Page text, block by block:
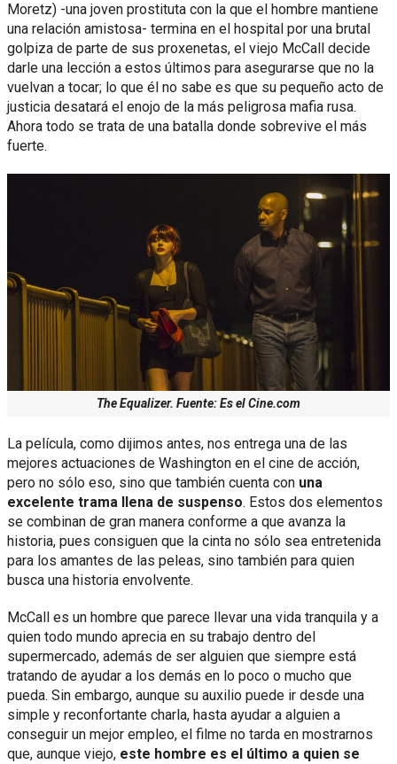
Moretz) -una joven prostituta con la que el hombre mantiene
una relación amistosa- termina en el hospital por una brutal
golpiza de parte de sus proxenetas, el viejo McCall decide
darle una lección a estos últimos para asegurarse que no la
vuelvan a tocar; lo que él no sabe es que su pequeño acto de
justicia desatará el enojo de la más peligrosa mafia rusa.
Ahora todo se trata de una batalla donde sobrevive el más
fuerte.
The Equalizer. Fuente: Es el Cine.com
La película, como dijimos antes, nos entrega una de las
mejores actuaciones de Washington en el cine de acción,
pero no sólo eso, sino que también cuenta con una
excelente trama llena de suspenso. Estos dos elementos
se combinan de gran manera conforme a que avanza la
historia, pues consiguen que la cinta no sólo sea entretenida
para los amantes de las peleas, sino también para quien
busca una historia envolvente.
McCall es un hombre que parece llevar una vida tranquila y a
quien todo mundo aprecia en su trabajo dentro del
supermercado, además de ser alguien que siempre está
tratando de ayudar a los demás en lo poco o mucho que
pueda. Sin embargo, aunque su auxilio puede ir desde una
simple y reconfortante charla, hasta ayudar a alguien a
conseguir un mejor empleo, el filme no tarda en mostrarnos
que, aunque viejo, este hombre es el último a quien se